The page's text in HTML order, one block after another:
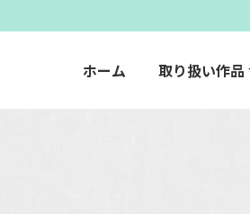
ホーム 取り扱い作品